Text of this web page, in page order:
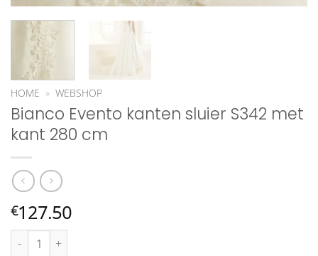
HOME » WEBSHOP
Bianco Evento kanten sluier S342 met
kant 280 cm
€127.50
Bianco Evento kanten sluier S342 met kant 280 cm aantal